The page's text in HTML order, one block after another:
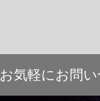
お気軽にお問